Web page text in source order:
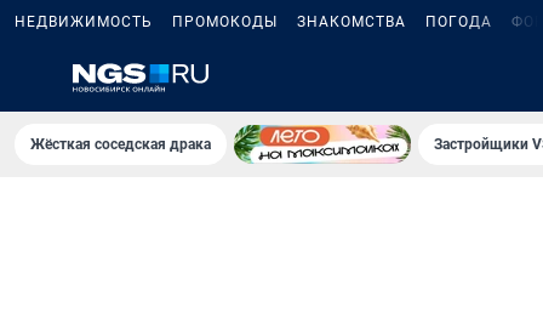
НЕДВИЖИМОСТЬ ПРОМОКОДЫ ЗНАКОМСТВА ПОГОДА
Жёсткая соседская драка Застройщики